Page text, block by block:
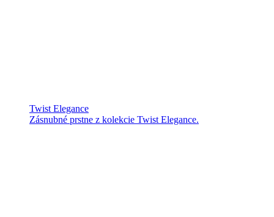
Twist Elegance
Zásnubné prstne z kolekcie Twist Elegance.